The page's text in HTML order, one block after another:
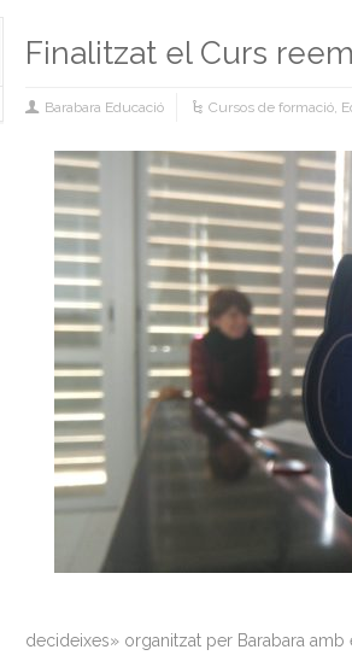
Finalitzat el Curs
Barabara Educació Cursos de formació,
decideixes» organitzat per Barabara amb